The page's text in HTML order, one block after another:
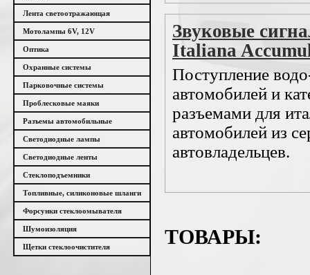
Лента светоотражающая
Мотолампы 6V, 12V
Оптика
Охранные системы
Парковочные системы
Проблесковые маяки
Разъемы автомобильные
Светодиодные лампы
Светодиодные ленты
Стеклоподъемники
Топливные, силиконовые шланги
Форсунки стеклоомывателя
Шумоизоляция
Щетки стеклоочистителя
Звуковые
Italiana
Поступление
автомобилей и
разъемами для
автомобилей из
автовладельцев.
ТОВАРЫ: